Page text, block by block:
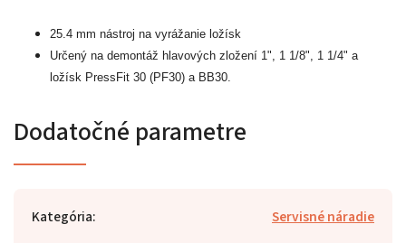
25.4 mm nástroj na vyrážanie ložísk
Určený na demontáž hlavových zložení 1", 1 1/8", 1 1/4" a
ložísk PressFit 30 (PF30) a BB30.
Dodatočné parametre
Kategória:
Servisné náradie